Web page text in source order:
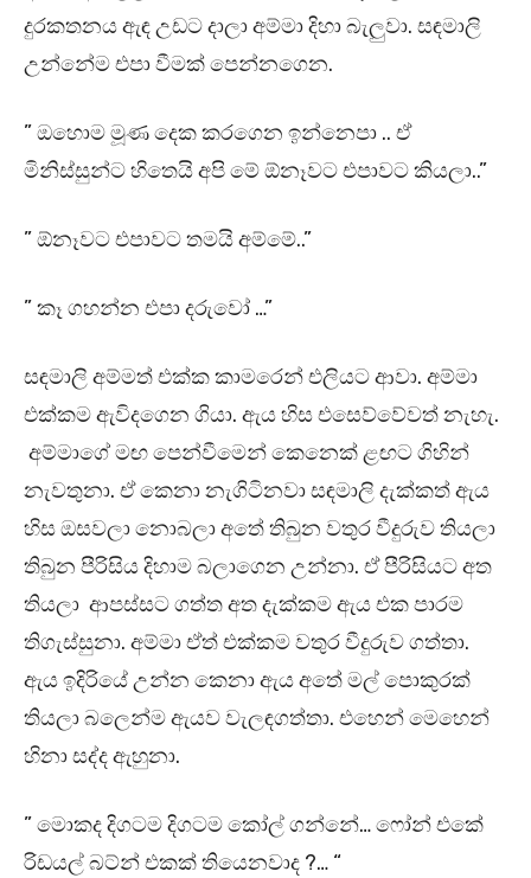
දුරකතනය ඇඳ උඩට දාලා අම්මා දිහා බැලුවා. සඳමාලි
උන්නේම එපා වීමක් පෙන්නගෙන.
” ඔහොම මූණ දෙක කරගෙන ඉන්නෙපා .. ඒ
මිනිස්සුන්ට හිතෙයි අපි මේ ඕනෑවට එපාවට කියලා..”
” ඕනෑවට එපාවට තමයි අම්මේ..”
” කෑ ගහන්න එපා දරුවෝ …”
සඳමාලි අම්මත් එක්ක කාමරෙන් එලියට ආවා. අම්මා
එක්කම ඇවිදගෙන ගියා. ඇය හිස එසෙව්වේවත් නැහැ.
අම්මාගේ මඟ පෙන්වීමෙන් කෙනෙක් ළඟට ගිහින්
නැවතුනා. ඒ කෙනා නැගිටිනවා සඳමාලි දැක්කත් ඇය
හිස ඔසවලා නොබලා අතේ තිබුන වතුර වීදුරුව තියලා
තිබුන පීරිසිය දිහාම බලාගෙන උන්නා. ඒ පීරිසියට අත
තියලා ආපස්සට ගත්ත අත දැක්කම ඇය එක පාරම
තිගැස්සුනා. අම්මා ඒත් එක්කම වතුර වීදුරුව ගත්තා.
ඇය ඉදිරියේ උන්න කෙනා ඇය අතේ මල් පොකුරක්
තියලා බලෙන්ම ඇයව වැලඳගත්තා. එහෙන් මෙහෙන්
හිනා සද්ද ඇහුනා.
” මොකද දිගටම දිගටම කෝල් ගන්නේ… ෆෝන් එකේ
රිඩයල් බට්න් එකක් තියෙනවාද ?… “